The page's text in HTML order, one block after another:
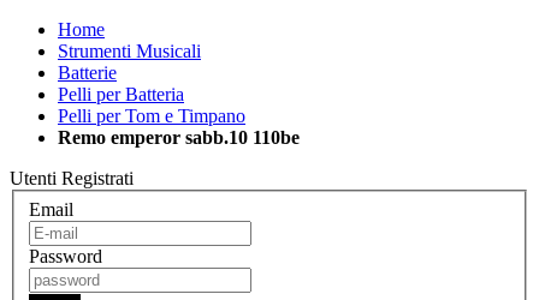
Home
Strumenti Musicali
Batterie
Pelli per Batteria
Pelli per Tom e Timpano
Remo emperor sabb.10 110be
Utenti Registrati
Email
Password